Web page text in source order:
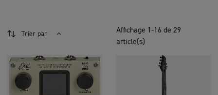
Trier par
Affichage 1-16 de 29
article(s)